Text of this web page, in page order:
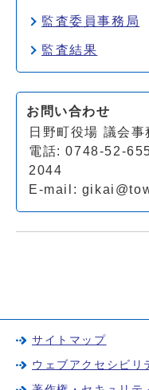
監査委員事務局
監査結果
お問い合わせ
日野町役場 議会事
電話: 0748-52-
2044
E-mail:
サイトマップ
ウェブアクセシビリ